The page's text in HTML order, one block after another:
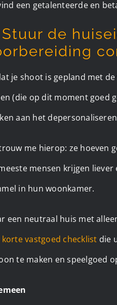
een getalenteerde en
Stuur de
je shoot is gepland met
(die op dit moment goed
aan het
me hierop: ze hoeven
mensen krijgen
in hun woonkamer.
een neutraal huis met
korte vastgoed checklist die
te maken en speelgoed